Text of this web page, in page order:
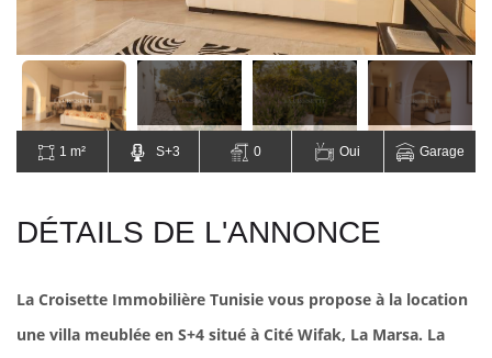
1 m² S+3 0 Oui Garage
DÉTAILS DE L'ANNONCE
La Croisette Immobilière Tunisie vous propose à la location
une villa meublée en S+4 situé à Cité Wifak, La Marsa. La